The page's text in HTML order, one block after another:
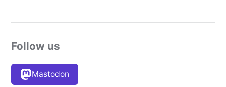
Follow us
Mastodon